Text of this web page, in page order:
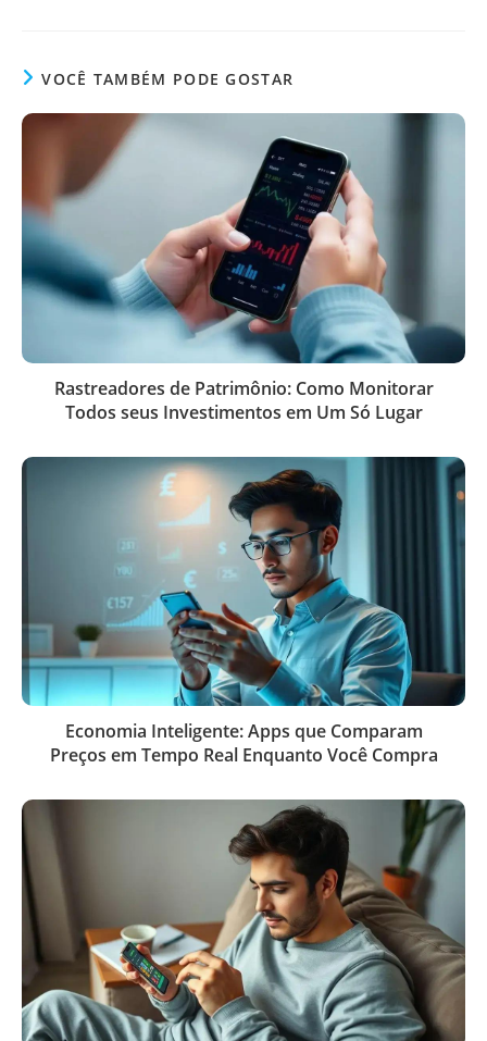
VOCÊ TAMBÉM PODE GOSTAR
Rastreadores de Patrimônio: Como Monitorar
Todos seus Investimentos em Um Só Lugar
Economia Inteligente: Apps que Comparam
Preços em Tempo Real Enquanto Você Compra